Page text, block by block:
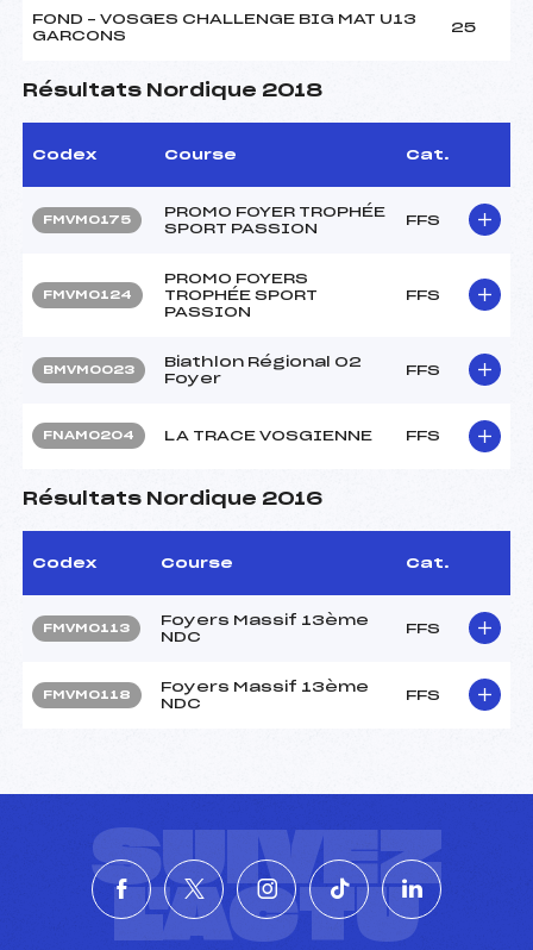
FOND – VOSGES CHALLENGE BIG MAT U13
GARCONS
25
Résultats Nordique 2018
Codex Course Cat.
FMVM0175
PROMO FOYER TROPHÉE
SPORT PASSION
FFS
FMVM0124
PROMO FOYERS
TROPHÉE SPORT
PASSION
FFS
BMVM0023
Biathlon Régional 02
Foyer
FFS
FNAM0204 LA TRACE VOSGIENNE FFS
Résultats Nordique 2016
Codex Course Cat.
FMVM0113
Foyers Massif 13ème
NDC
FFS
FMVM0118
Foyers Massif 13ème
NDC
FFS
SUIVEZ
L'ACTU